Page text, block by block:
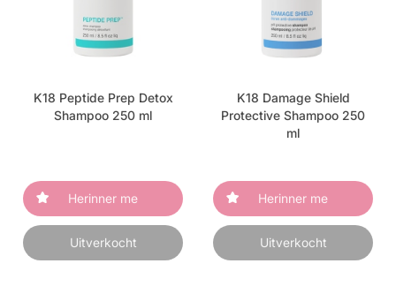
K18 Peptide Prep Detox
Shampoo 250 ml
Herinner me
Uitverkocht
K18 Damage Shield
Protective Shampoo 250
ml
Herinner me
Uitverkocht